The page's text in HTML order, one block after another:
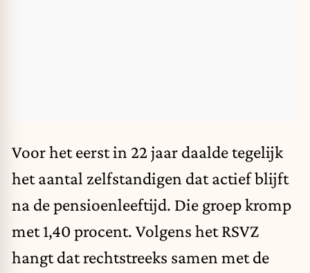
Voor het eerst in 22 jaar daalde tegelijk
het aantal zelfstandigen dat actief blijft
na de pensioenleeftijd. Die groep kromp
met 1,40 procent. Volgens het RSVZ
hangt dat rechtstreeks samen met de